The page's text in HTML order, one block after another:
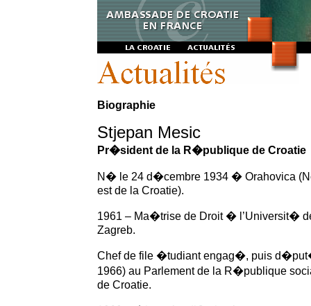
Biographie
Stjepan Mesic
Pr�sident de la R�publique de Croatie
N� le 24 d�cembre 1934 � Orahovica
est de la Croatie).
1961 – Ma�trise de Droit � l’Universit�
Zagreb.
Chef de file �tudiant engag�, puis
1966) au Parlement de la R�publique
de Croatie.